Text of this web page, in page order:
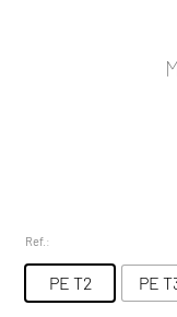
Ref. :
PE T2 PE